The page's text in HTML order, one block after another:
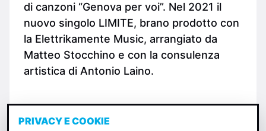
di canzoni “Genova per voi”. Nel 2021 il
nuovo singolo LIMITE, brano prodotto con
la Elettrikamente Music, arrangiato da
Matteo Stocchino e con la consulenza
artistica di Antonio Laino.
PRIVACY E COOKIE